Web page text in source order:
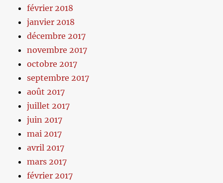
février 2018
janvier 2018
décembre 2017
novembre 2017
octobre 2017
septembre 2017
août 2017
juillet 2017
juin 2017
mai 2017
avril 2017
mars 2017
février 2017